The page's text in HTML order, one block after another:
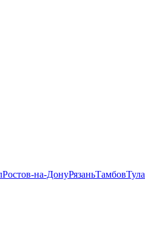
Ростов-на-ДонуРязаньТамбовТула